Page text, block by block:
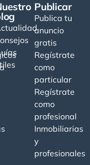
Publicar
Publica tu
anuncio
gratis
Regístrate
como
particular
Regístrate
como
profesional
Inmobiliarias
y
profesionales